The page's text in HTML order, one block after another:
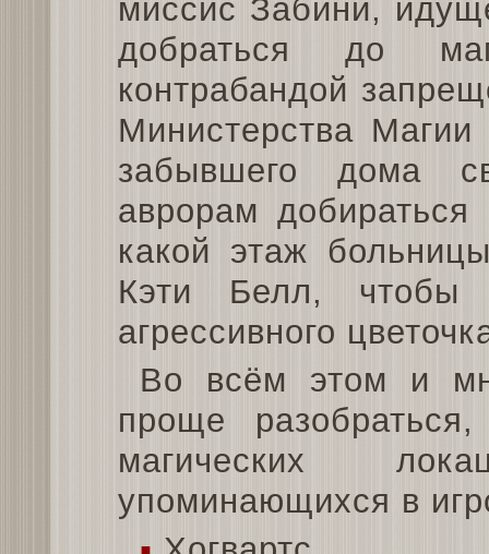
миссис Забини,
добраться до
контрабандой
Министерства
забывшего дома
аврорам
какой этаж
Кэти Белл,
агрессивного
Во всём этом и
проще
магических
упоминающихся в